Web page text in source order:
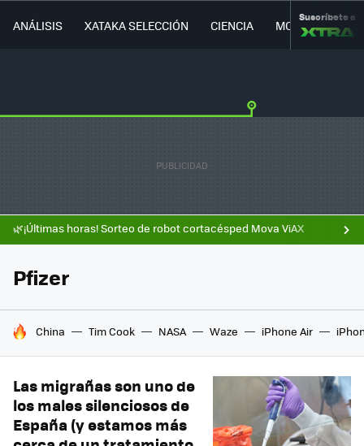
ANÁLISIS XATAKA SELECCIÓN CIENCIA MOVILIDAD
Suscríbete a
🌿¡Últimas horas! Sorteo de robot cortacésped Mova ViAX
Pfizer
HOY SE HABLA DE
China Tim Cook NASA Waze iPhone Air
Las migrañas son uno de
los males silenciosos de
España (y estamos más